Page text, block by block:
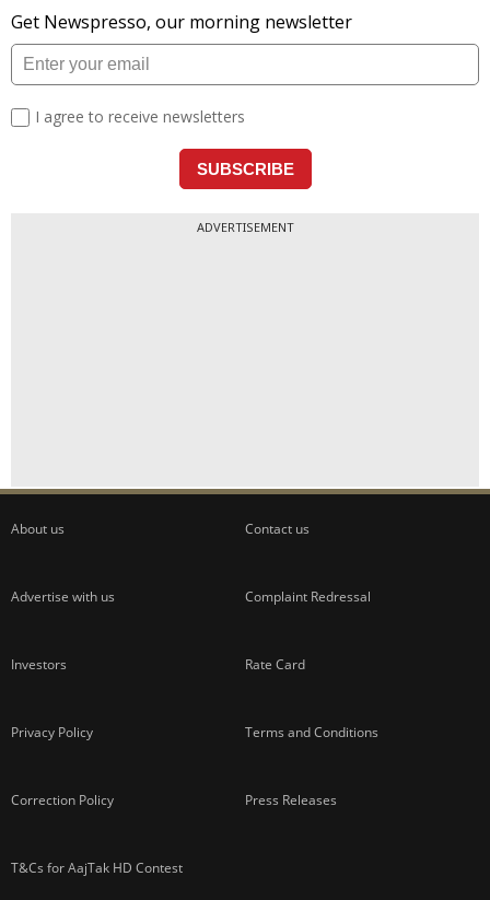
ADVERTISEMENT
About us Contact us
Advertise with us Complaint Redressal
Investors Rate Card
Privacy Policy Terms and Conditions
Correction Policy Press Releases
T&Cs for AajTak HD Contest